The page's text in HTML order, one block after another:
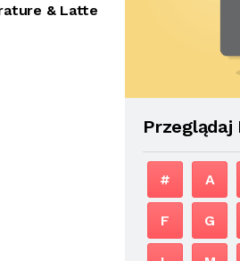
& Latte
Przeglądaj
# A
F G